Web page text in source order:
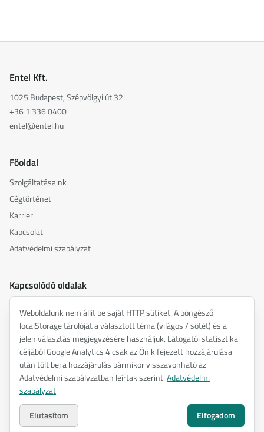
Entel Kft.
1025 Budapest, Szépvölgyi út 32.
+36 1 336 0400
entel@entel.hu
Főoldal
Szolgáltatásaink
Cégtörténet
Karrier
Kapcsolat
Adatvédelmi szabályzat
Kapcsolódó oldalak
inspiredacoustics.com
soundy.ai
irat.ai
2026ENTEL Műszaki Fejlesztő Kft. —
Minden jog fenntartva.
Adatvédelmi szabályzat
Weboldalunk nem állít be saját HTTP sütiket. A böngésző
localStorage tárolóját a választott téma (világos / sötét) és a
jelen választás megjegyzésére használjuk. Látogatói statisztika
céljából Google Analytics 4 csak az Ön kifejezett hozzájárulása
után tölt be; a hozzájárulás bármikor visszavonható az
Adatvédelmi szabályzatban leírtak szerint.Adatvédelmi
szabályzat
Elutasítom
Elfogadom